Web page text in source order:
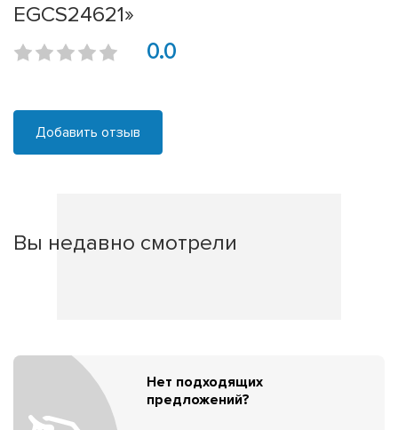
EGCS24621»
0.0
Добавить отзыв
Вы недавно смотрели
Нет подходящих
предложений?